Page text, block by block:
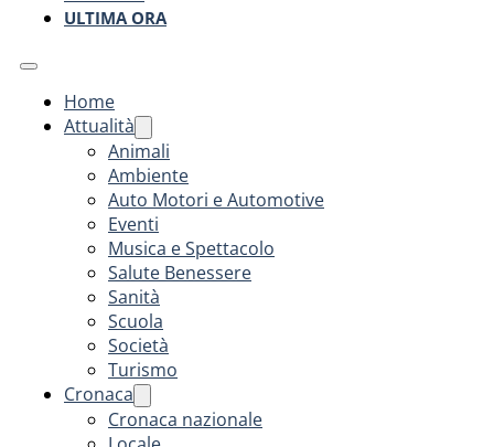
ULTIMA ORA
Home
Attualità
Animali
Ambiente
Auto Motori e Automotive
Eventi
Musica e Spettacolo
Salute Benessere
Sanità
Scuola
Società
Turismo
Cronaca
Cronaca nazionale